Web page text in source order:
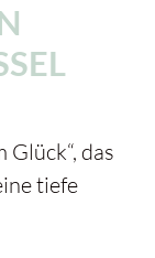
Glück“, das
tiefe